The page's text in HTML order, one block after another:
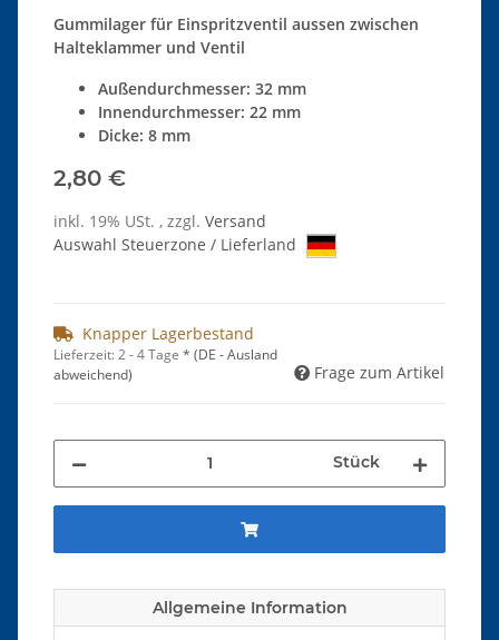
Gummilager für Einspritzventil aussen zwischen
Halteklammer und Ventil
Außendurchmesser: 32 mm
Innendurchmesser: 22 mm
Dicke: 8 mm
2,80 €
inkl. 19% USt. , zzgl. Versand
Auswahl Steuerzone / Lieferland
Knapper Lagerbestand
Lieferzeit:2 - 4 Tage * (DE - Ausland
abweichend)
Frage zum Artikel
Stück
Allgemeine Information